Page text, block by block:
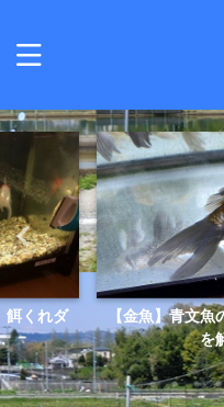
餌くれダ
【金魚】青文
を